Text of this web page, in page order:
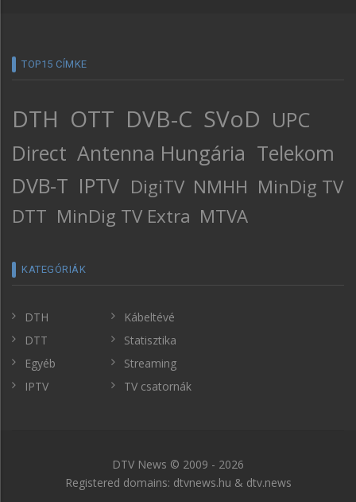
TOP15 CÍMKE
DTH OTT DVB-C SVoD UPC
Direct Antenna Hungária Telekom
DVB-T IPTV DigiTV NMHH MinDig TV
DTT MinDig TV Extra MTVA
KATEGÓRIÁK
DTH
DTT
Egyéb
IPTV
Kábeltévé
Statisztika
Streaming
TV csatornák
DTV News © 2009 - 2026
Registered domains: dtvnews.hu & dtv.news